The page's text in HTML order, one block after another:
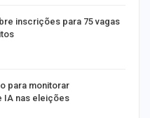
inscrições para 75 vagas
para monitorar
IA nas eleições